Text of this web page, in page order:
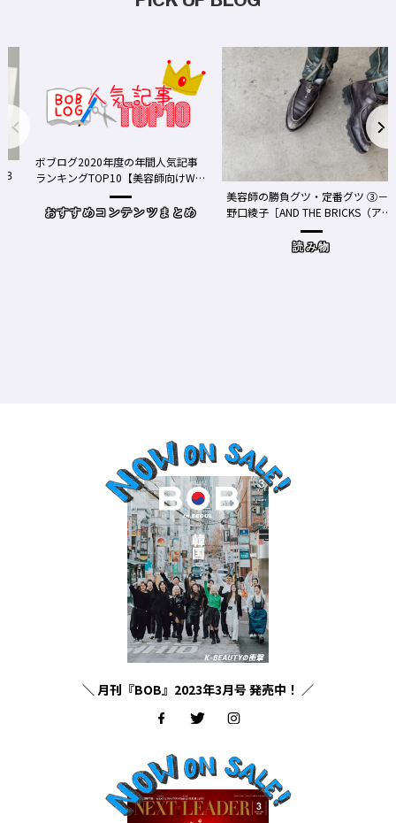
ボブログ2020年度の年間人気記事
ランキングTOP10【美容師向けWe
おすすめコンテンツまとめ
美容師の勝負グツ・定番グツ ③－
野口綾子［AND THE BRICKS（アン
ドザブリックス）／神奈川県鎌倉
読み物
＼ 月刊『BOB』2023年3月号 発売中！ ／